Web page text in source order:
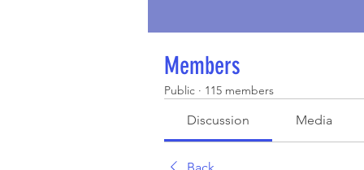
Members
Public · 115 members
Discussion Media